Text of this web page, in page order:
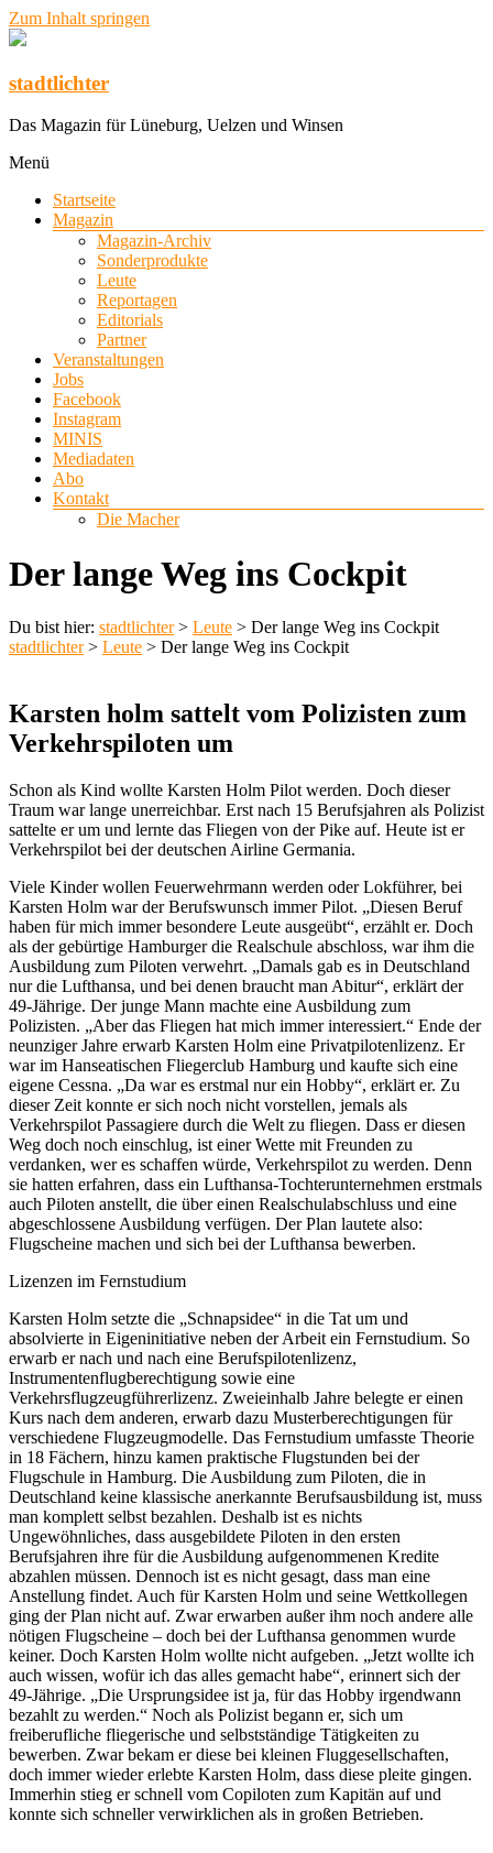
Zum Inhalt springen
stadtlichter
Das Magazin für Lüneburg, Uelzen und Winsen
Menü
Startseite
Magazin
Magazin-Archiv
Sonderprodukte
Leute
Reportagen
Editorials
Partner
Veranstaltungen
Jobs
Facebook
Instagram
MINIS
Mediadaten
Abo
Kontakt
Die Macher
Der lange Weg ins Cockpit
Du bist hier: stadtlichter> Leute > Der lange Weg ins Cockpit
stadtlichter> Leute > Der lange Weg ins Cockpit
Karsten holm sattelt vom Polizisten zum
Verkehrspiloten um
Schon als Kind wollte Karsten Holm Pilot werden. Doch dieser
Traum war lange unerreichbar. Erst nach 15 Berufsjahren als Polizist
sattelte er um und lernte das Fliegen von der Pike auf. Heute ist er
Verkehrspilot bei der deutschen Airline Germania.
Viele Kinder wollen Feuerwehrmann werden oder Lokführer, bei
Karsten Holm war der Berufswunsch immer Pilot. „Diesen Beruf
haben für mich immer besondere Leute ausgeübt“, erzählt er. Doch
als der gebürtige Hamburger die Realschule abschloss, war ihm die
Ausbildung zum Piloten verwehrt. „Damals gab es in Deutschland
nur die Lufthansa, und bei denen braucht man Abitur“, erklärt der
49-Jährige. Der junge Mann machte eine Ausbildung zum
Polizisten. „Aber das Fliegen hat mich immer interessiert.“ Ende der
neunziger Jahre erwarb Karsten Holm eine Privatpilotenlizenz. Er
war im Hanseatischen Fliegerclub Hamburg und kaufte sich eine
eigene Cessna. „Da war es erstmal nur ein Hobby“, erklärt er. Zu
dieser Zeit konnte er sich noch nicht vorstellen, jemals als
Verkehrspilot Passagiere durch die Welt zu fliegen. Dass er diesen
Weg doch noch einschlug, ist einer Wette mit Freunden zu
verdanken, wer es schaffen würde, Verkehrspilot zu werden. Denn
sie hatten erfahren, dass ein Lufthansa-Tochterunternehmen erstmals
auch Piloten anstellt, die über einen Realschulabschluss und eine
abgeschlossene Ausbildung verfügen. Der Plan lautete also:
Flugscheine machen und sich bei der Lufthansa bewerben.
Lizenzen im Fernstudium
Karsten Holm setzte die „Schnapsidee“ in die Tat um und
absolvierte in Eigeninitiative neben der Arbeit ein Fernstudium. So
erwarb er nach und nach eine Berufspilotenlizenz,
Instrumentenflugberechtigung sowie eine
Verkehrsflugzeugführerlizenz. Zweieinhalb Jahre belegte er einen
Kurs nach dem anderen, erwarb dazu Musterberechtigungen für
verschiedene Flugzeugmodelle. Das Fernstudium umfasste Theorie
in 18 Fächern, hinzu kamen praktische Flugstunden bei der
Flugschule in Hamburg. Die Ausbildung zum Piloten, die in
Deutschland keine klassische anerkannte Berufsausbildung ist, muss
man komplett selbst bezahlen. Deshalb ist es nichts
Ungewöhnliches, dass ausgebildete Piloten in den ersten
Berufsjahren ihre für die Ausbildung aufgenommenen Kredite
abzahlen müssen. Dennoch ist es nicht gesagt, dass man eine
Anstellung findet. Auch für Karsten Holm und seine Wettkollegen
ging der Plan nicht auf. Zwar erwarben außer ihm noch andere alle
nötigen Flugscheine – doch bei der Lufthansa genommen wurde
keiner. Doch Karsten Holm wollte nicht aufgeben. „Jetzt wollte ich
auch wissen, wofür ich das alles gemacht habe“, erinnert sich der
49-Jährige. „Die Ursprungsidee ist ja, für das Hobby irgendwann
bezahlt zu werden.“ Noch als Polizist begann er, sich um
freiberufliche fliegerische und selbstständige Tätigkeiten zu
bewerben. Zwar bekam er diese bei kleinen Fluggesellschaften,
doch immer wieder erlebte Karsten Holm, dass diese pleite gingen.
Immerhin stieg er schnell vom Copiloten zum Kapitän auf und
konnte sich schneller verwirklichen als in großen Betrieben.